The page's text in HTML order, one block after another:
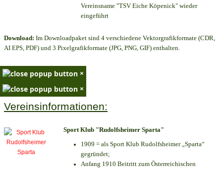
Vereinsname "TSV Eiche Köpenick" wieder
eingeführt
Download: Im Downloadpaket sind 4 verschiedene Vektorgrafikformate (CDR,
AI EPS, PDF) und 3 Pixelgrafikformate (JPG, PNG, GIF) enthalten.
×
×
Vereinsinformationen:
Sport Klub "Rudolfsheimer Sparta"
1909 = als Sport Klub Rudolfsheimer „Sparta“
gegründet;
Anfang 1910 Beitritt zum Österreichischen